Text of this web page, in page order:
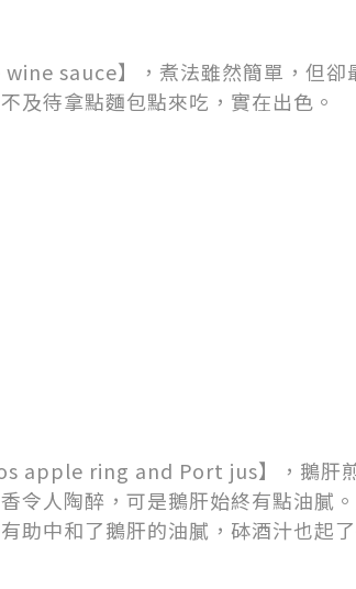
sauce】，煮法雖然簡單，但卻
及待拿點麵包點來吃，實在出色。
apple ring and Port jus】，鵝肝
令人陶醉，可是鵝肝始終有點油膩。
助中和了鵝肝的油膩，砵酒汁也起